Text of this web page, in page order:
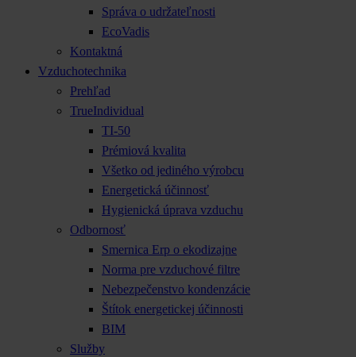
Správa o udržateľnosti
EcoVadis
Kontaktná
Vzduchotechnika
Prehľad
TrueIndividual
TI-50
Prémiová kvalita
Všetko od jediného výrobcu
Energetická účinnosť
Hygienická úprava vzduchu
Odbornosť
Smernica Erp o ekodizajne
Norma pre vzduchové filtre
Nebezpečenstvo kondenzácie
Štítok energetickej účinnosti
BIM
Služby